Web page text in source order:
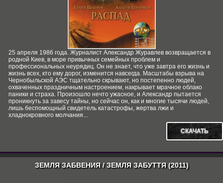
25 апреля 1986 года. Журналист Александр Журавлев возвращается в
родной Киев, в море привычных семейных проблем и
профессиональных неурядиц. Он не знает, что уже завтра его жизнь и
жизнь всех, кто ему дорог, изменится навсегда. Масштабы взрыва на
Чернобыльской АЭС тщательно скрывают, но постепенно людей,
охваченных праздничным настроением, накрывает мрачное облако
паники и страха. Произошло нечто ужасное, и Александр пытается
проникнуть за завесу тайны, но сейчас он, как и многие тысячи людей,
лишь беспомощный свидетель катастрофы, жертва лжи и
хладнокровного молчания...
СКАЧАТЬ
ЗЕМЛЯ ЗАБВЕНИЯ / ЗЕМЛЯ ЗАБУТТЯ (2011)